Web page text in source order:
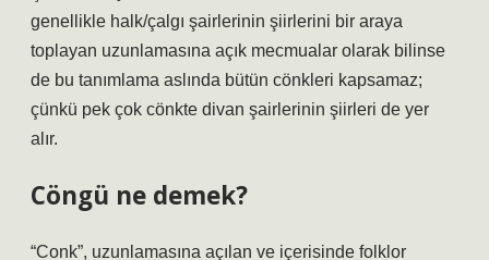
genellikle halk/çalgı şairlerinin şiirlerini bir araya
toplayan uzunlamasına açık mecmualar olarak bilinse
de bu tanımlama aslında bütün cönkleri kapsamaz;
çünkü pek çok cönkte divan şairlerinin şiirleri de yer
alır.
Cöngü ne demek?
“Conk”, uzunlamasına açılan ve içerisinde folklor